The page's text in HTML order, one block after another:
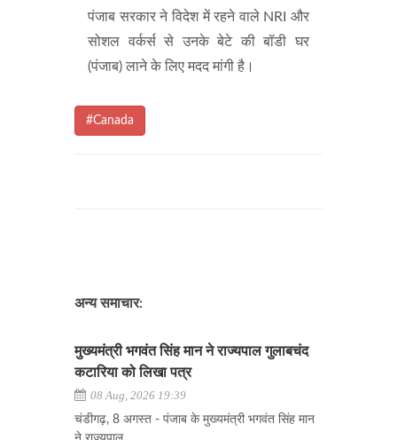
पंजाब सरकार ने विदेश में रहने वाले NRI और
सोशल वर्कर्स से उनके बेटे की बॉडी घर
(पंजाब) लाने के लिए मदद मांगी है।
#Canada
अन्य समाचार:
मुख्यमंत्री भगवंत सिंह मान ने राज्यपाल गुलाबचंद
कटारिया को लिखा पत्र
08 Aug, 2026 19:39
चंडीगढ़, 8 अगस्त - पंजाब के मुख्यमंत्री भगवंत सिंह मान